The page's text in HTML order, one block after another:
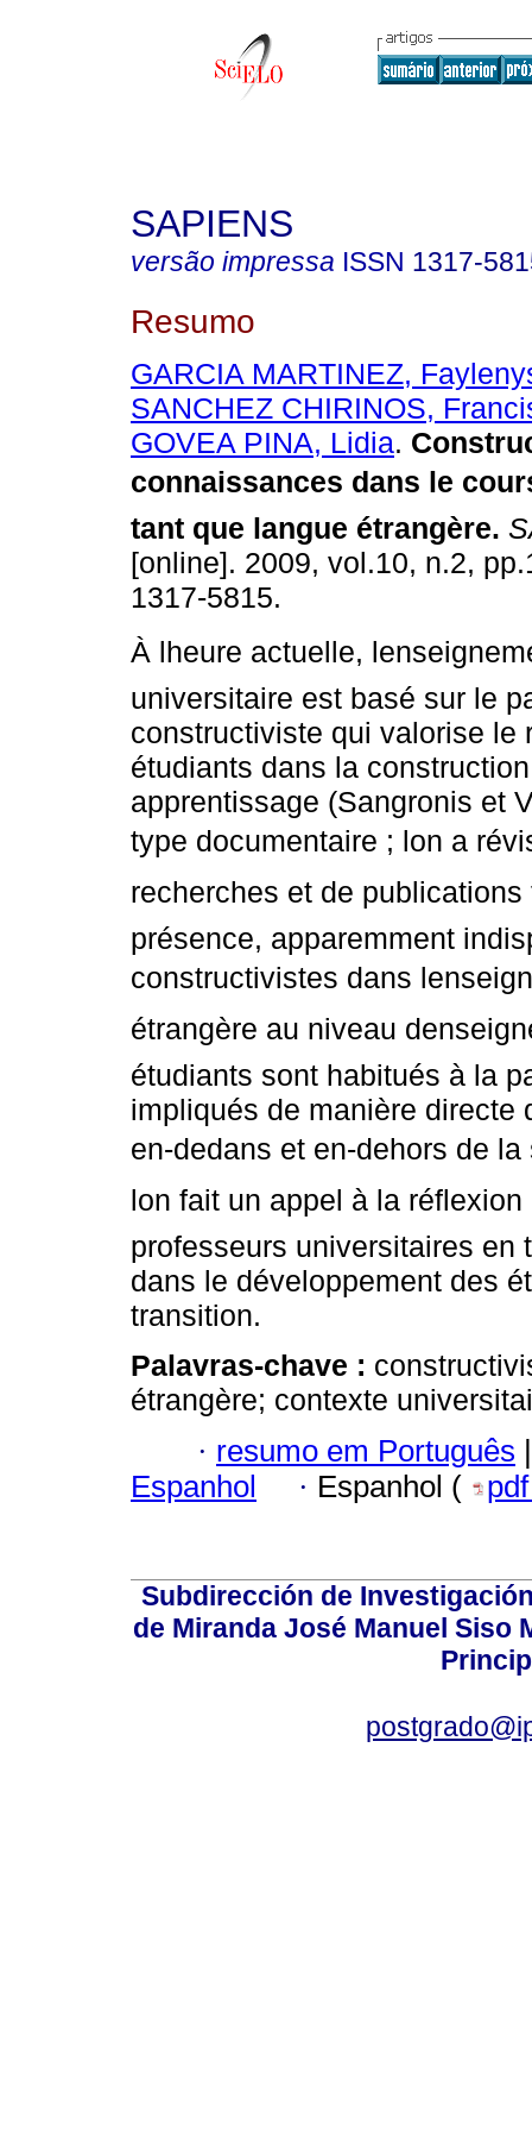
SAPIENS
versão impressa ISSN 1317-
Resumo
GARCIA MARTINEZ,
SANCHEZ CHIRINOS,
GOVEA PINA, Lidia.
connaissances dans le
tant que langue étrangère.
[online]. 2009, vol.10, n.2,
1317-5815.
À lheure actuelle,
universitaire est basé sur le
constructiviste qui valorise le
étudiants dans la
apprentissage (Sangronis et
type documentaire ; lon a
recherches et de publications
présence, apparemment
constructivistes dans
étrangère au niveau
étudiants sont habitués à la
impliqués de manière directe
en-dedans et en-dehors de
lon fait un appel à la
professeurs universitaires en
dans le développement des
transition.
Palavras-chave :
étrangère; contexte
· resumo em Português |
Espanhol
· Espanhol (
Subdirección de
de Miranda José Manuel Siso